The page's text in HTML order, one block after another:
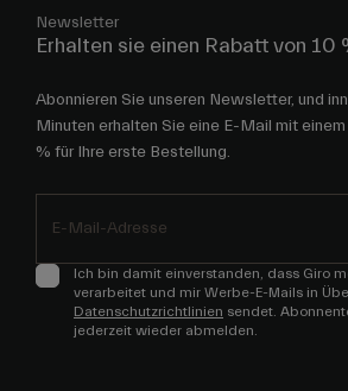
Newsletter
Erhalten sie einen Rabatt von 10
Abonnieren Sie unseren Newsletter, und
Minuten erhalten Sie eine E-Mail mit
% für Ihre erste Bestellung.
Ich bin damit einverstanden, dass Giro
verarbeitet und mir Werbe-E-Mails in
Datenschutzrichtlinien sendet.
jederzeit wieder abmelden.